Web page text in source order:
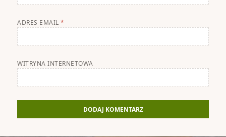
ADRES EMAIL*
WITRYNA INTERNETOWA